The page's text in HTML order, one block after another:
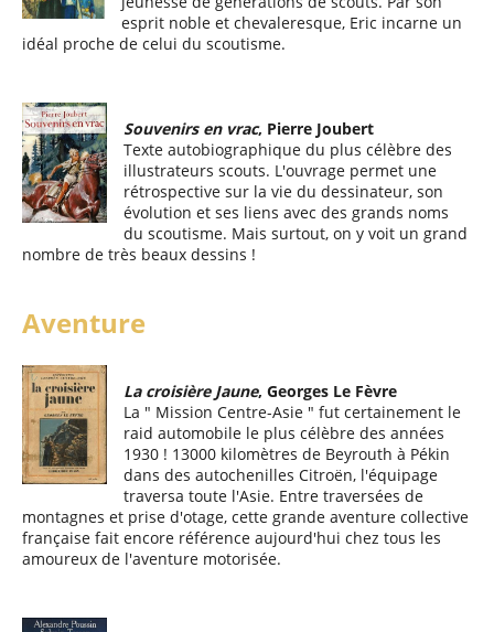
esprit noble et chevaleresque, Eric incarne un
idéal proche de celui du scoutisme.
Souvenirs en vrac, Pierre Joubert
Texte autobiographique du plus célèbre des
illustrateurs scouts. L'ouvrage permet une
rétrospective sur la vie du dessinateur, son
évolution et ses liens avec des grands noms
du scoutisme. Mais surtout, on y voit un grand
nombre de très beaux dessins !
Aventure
La croisière Jaune, Georges Le Fèvre
La " Mission Centre-Asie " fut certainement le
raid automobile le plus célèbre des années
1930 ! 13000 kilomètres de Beyrouth à Pékin
dans des autochenilles Citroën, l'équipage
traversa toute l'Asie. Entre traversées de
montagnes et prise d'otage, cette grande aventure collective
française fait encore référence aujourd'hui chez tous les
amoureux de l'aventure motorisée.